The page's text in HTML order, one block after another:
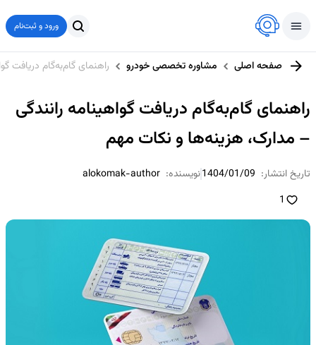
ورود و ثبت‌نام
صفحه اصلی مشاوره تخصصی خودرو راهنمای گام‌به‌گام دریافت
راهنمای گام‌به‌گام دریافت گواهینامه رانندگی
– مدارک، هزینه‌ها و نکات مهم
تاریخ انتشار: 1404/01/09نویسنده: alokomak-author
1